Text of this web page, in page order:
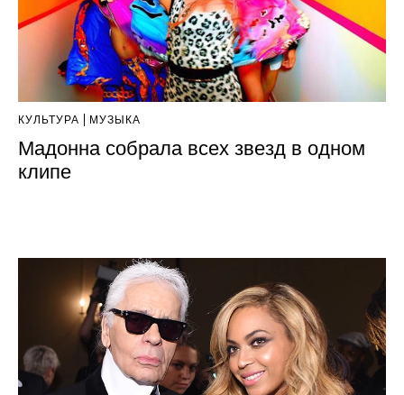
КУЛЬТУРА МУЗЫКА
Мадонна собрала всех звезд в одном
клипе